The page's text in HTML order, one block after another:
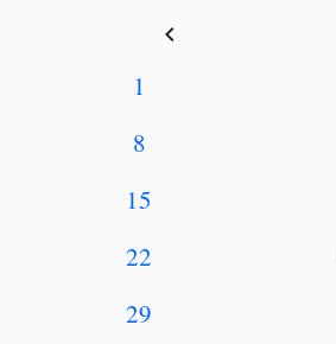
keyboard_arrow_left
1
8
15
22
29